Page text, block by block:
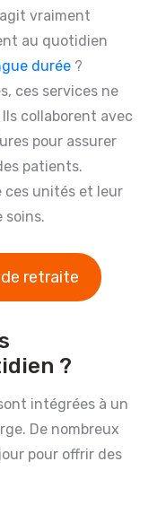
vraiment
au quotidien
durée ?
ces services ne
collaborent avec
pour assurer
patients.
ces unités et leur
soins.
retraite
?
intégrées à un
De nombreux
pour offrir des